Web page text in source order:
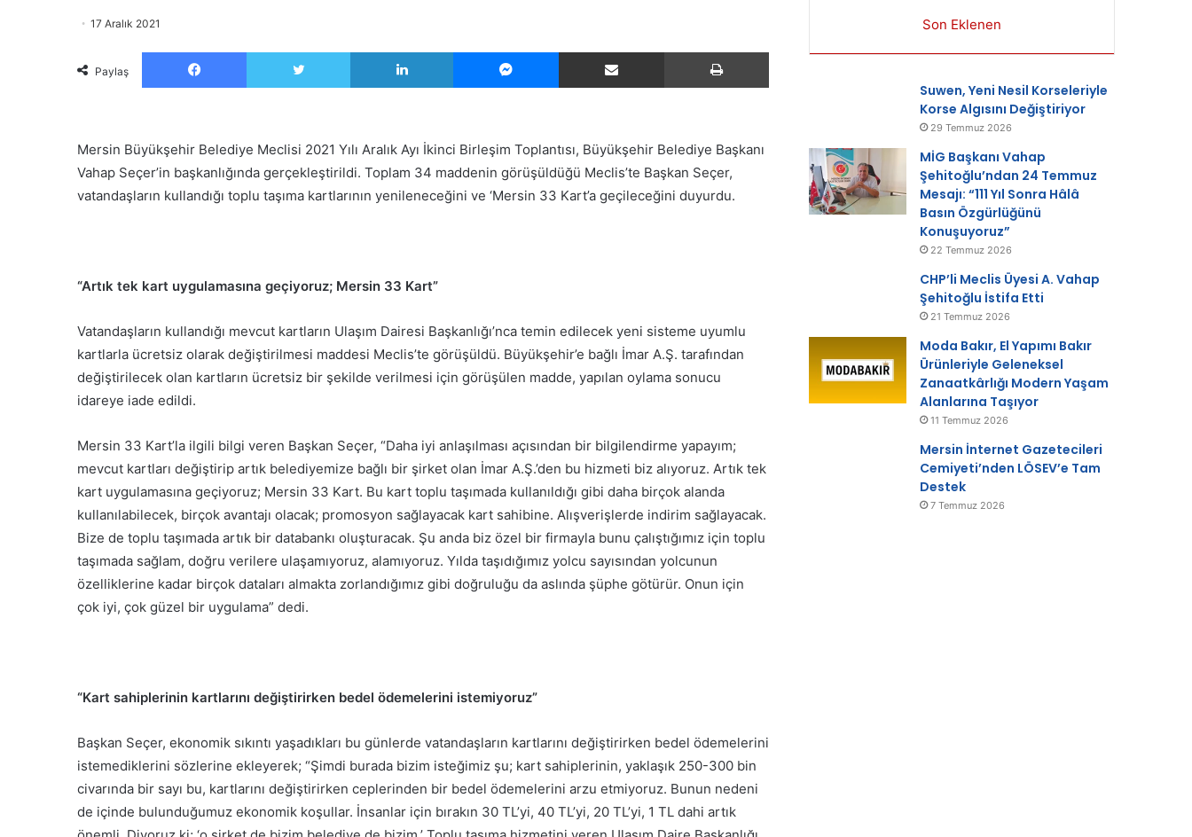
17 Aralık 2021
Paylaş
Facebook Twitter LinkedIn Messenger E-Posta ile paylaş Yazdır
Mersin Büyükşehir Belediye Meclisi 2021 Yılı Aralık Ayı İkinci Birleşim Toplantısı, Büyükşehir Belediye Başkanı
Vahap Seçer’in başkanlığında gerçekleştirildi. Toplam 34 maddenin görüşüldüğü Meclis’te Başkan Seçer,
vatandaşların kullandığı toplu taşıma kartlarının yenileneceğini ve ‘Mersin 33 Kart’a geçileceğini duyurdu.
“Artık tek kart uygulamasına geçiyoruz; Mersin 33 Kart”
Vatandaşların kullandığı mevcut kartların Ulaşım Dairesi Başkanlığı’nca temin edilecek yeni sisteme uyumlu
kartlarla ücretsiz olarak değiştirilmesi maddesi Meclis’te görüşüldü. Büyükşehir’e bağlı İmar A.Ş. tarafından
değiştirilecek olan kartların ücretsiz bir şekilde verilmesi için görüşülen madde, yapılan oylama sonucu
idareye iade edildi.
Mersin 33 Kart’la ilgili bilgi veren Başkan Seçer, “Daha iyi anlaşılması açısından bir bilgilendirme yapayım;
mevcut kartları değiştirip artık belediyemize bağlı bir şirket olan İmar A.Ş.’den bu hizmeti biz alıyoruz. Artık tek
kart uygulamasına geçiyoruz; Mersin 33 Kart. Bu kart toplu taşımada kullanıldığı gibi daha birçok alanda
kullanılabilecek, birçok avantajı olacak; promosyon sağlayacak kart sahibine. Alışverişlerde indirim sağlayacak.
Bize de toplu taşımada artık bir databankı oluşturacak. Şu anda biz özel bir firmayla bunu çalıştığımız için toplu
taşımada sağlam, doğru verilere ulaşamıyoruz, alamıyoruz. Yılda taşıdığımız yolcu sayısından yolcunun
özelliklerine kadar birçok dataları almakta zorlandığımız gibi doğruluğu da aslında şüphe götürür. Onun için
çok iyi, çok güzel bir uygulama” dedi.
“Kart sahiplerinin kartlarını değiştirirken bedel ödemelerini istemiyoruz”
Başkan Seçer, ekonomik sıkıntı yaşadıkları bu günlerde vatandaşların kartlarını değiştirirken bedel ödemelerini
istemediklerini sözlerine ekleyerek; “Şimdi burada bizim isteğimiz şu; kart sahiplerinin, yaklaşık 250-300 bin
civarında bir sayı bu, kartlarını değiştirirken ceplerinden bir bedel ödemelerini arzu etmiyoruz. Bunun nedeni
de içinde bulunduğumuz ekonomik koşullar. İnsanlar için bırakın 30 TL’yi, 40 TL’yi, 20 TL’yi, 1 TL dahi artık
Son Eklenen
Suwen, Yeni Nesil Korseleriyle
Korse Algısını Değiştiriyor
29 Temmuz 2026
MİG Başkanı Vahap
Şehitoğlu’ndan 24 Temmuz
Mesajı: “111 Yıl Sonra Hâlâ
Basın Özgürlüğünü
Konuşuyoruz”
22 Temmuz 2026
CHP’li Meclis Üyesi A. Vahap
Şehitoğlu İstifa Etti
21 Temmuz 2026
Moda Bakır, El Yapımı Bakır
Ürünleriyle Geleneksel
Zanaatkârlığı Modern Yaşam
Alanlarına Taşıyor
11 Temmuz 2026
Mersin İnternet Gazetecileri
Cemiyeti’nden LÖSEV’e Tam
Destek
7 Temmuz 2026